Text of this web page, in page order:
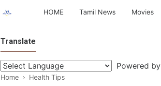
HOME Tamil News Movies
Translate
Powered by
Home › Health Tips